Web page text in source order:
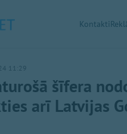
Kontakti
11:29
šīfera
arī Latvijas